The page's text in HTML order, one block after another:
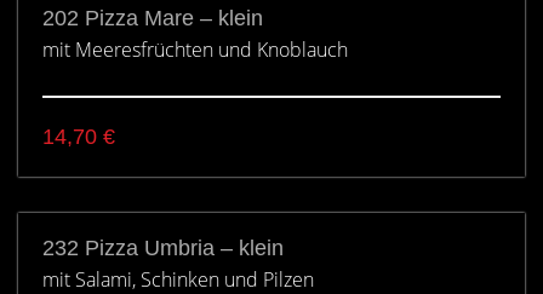
202 Pizza Mare – klein
mit Meeresfrüchten und Knoblauch
14,70 €
232 Pizza Umbria – klein
mit Salami, Schinken und Pilzen